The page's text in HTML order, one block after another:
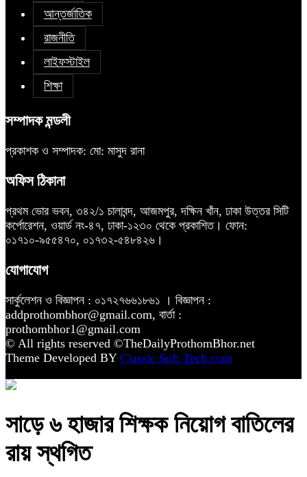
আন্তর্জাতিক
রাজনীতি
লাইফস্টাইল
শিক্ষা
সম্পাদক মন্ডলী
প্রকাশক ও সম্পাদক: মো: মাসুদ রানা
অফিস ঠিকানা
প্রথম ভোর ভবন, ৩৪২/১ চালাবন্দ, আজমপুর, দক্ষিন খাঁন, ঢাকা উত্তর সিটি
কর্পোরেশন, ওয়ার্ড নং-৪৭, ঢাকা-১২৩০ থেকে প্রকাশিত। ফোন:
০১৭১০-৯৫৫৪৭০, ০১৭৩২-৫৪৮৪২৬।
যোগাযোগ
সার্কুলেশন ও বিজ্ঞাপন : ০১৭২৭৬৬১৮৬১ । বিজ্ঞাপন :
addprothombhor@gmail.com, বার্তা :
prothombhor1@gmail.com
© All rights reserved ©TheDailyProthomBhor.net
Theme Developed BY Classic Soft Tech.com
সাড়ে ৬ হাজার শিক্ষক নিয়োগ বাতিলের
রায় স্থগিত